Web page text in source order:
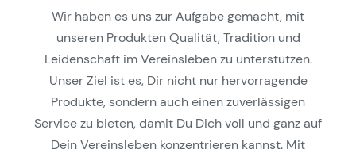
Wir haben es uns zur Aufgabe gemacht, mit
unseren Produkten Qualität, Tradition und
Leidenschaft im Vereinsleben zu unterstützen.
Unser Ziel ist es, Dir nicht nur hervorragende
Produkte, sondern auch einen zuverlässigen
Service zu bieten, damit Du Dich voll und ganz auf
Dein Vereinsleben konzentrieren kannst. Mit